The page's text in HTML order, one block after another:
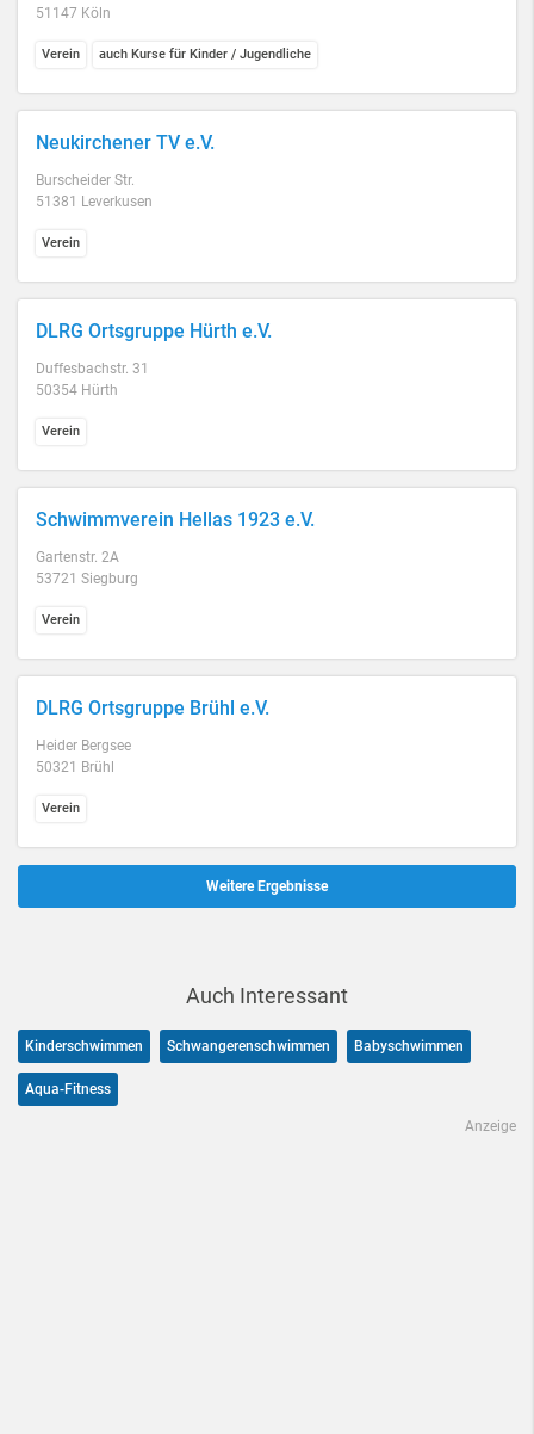
51147 Köln
Verein auch Kurse für Kinder / Jugendliche
Neukirchener TV e.V.
Burscheider Str.
51381 Leverkusen
Verein
DLRG Ortsgruppe Hürth e.V.
Duffesbachstr. 31
50354 Hürth
Verein
Schwimmverein Hellas 1923 e.V.
Gartenstr. 2A
53721 Siegburg
Verein
DLRG Ortsgruppe Brühl e.V.
Heider Bergsee
50321 Brühl
Verein
Weitere Ergebnisse
Auch Interessant
Kinderschwimmen Schwangerenschwimmen Babyschwimmen
Aqua-Fitness
Anzeige